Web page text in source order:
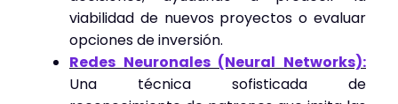
viabilidad de nuevos proyectos o evaluar
opciones de inversión.
Redes Neuronales (Neural Networks):
Una técnica sofisticada de